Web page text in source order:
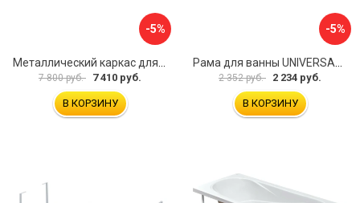
-5%
Металлический каркас для акриловой ванны Cezares EMP-170-70-MF-R
7 800 руб. 7 410 руб.
В КОРЗИНУ
-5%
Рама для ванны UNIVERSAL Cersanit K-RW-UNIVERSAL160-170
2 352 руб. 2 234 руб.
В КОРЗИНУ